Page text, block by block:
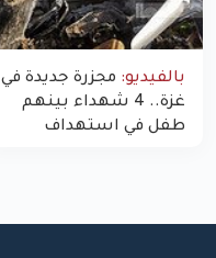
بالفيديو: مجزرة جديدة في
غزة.. 4 شهداء بينهم
طفل في استهداف